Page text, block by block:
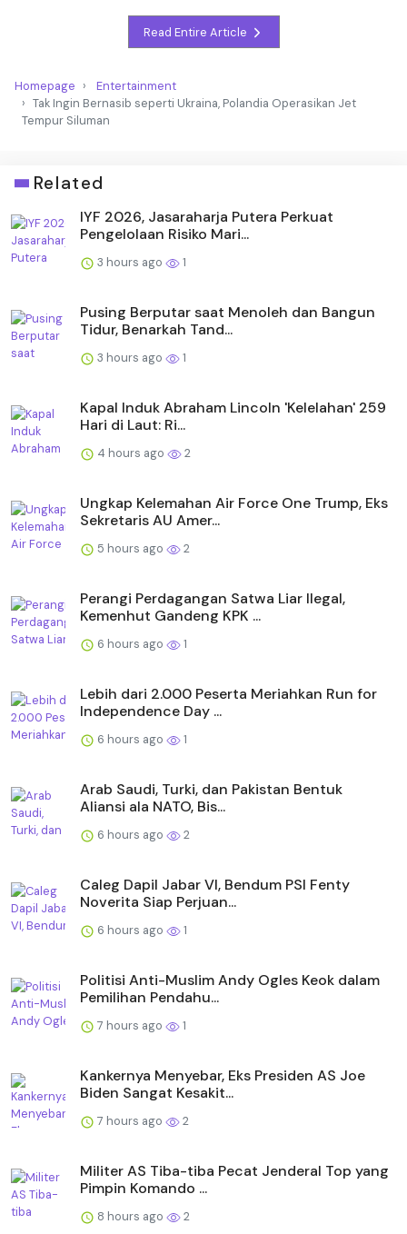
Read Entire Article
Homepage
Entertainment
Tak Ingin Bernasib seperti Ukraina, Polandia Operasikan Jet
Tempur Siluman
Related
IYF 2026, Jasaraharja Putera Perkuat
Pengelolaan Risiko Mari...
3 hours ago 1
Pusing Berputar saat Menoleh dan Bangun
Tidur, Benarkah Tand...
3 hours ago 1
Kapal Induk Abraham Lincoln 'Kelelahan' 259
Hari di Laut: Ri...
4 hours ago 2
Ungkap Kelemahan Air Force One Trump, Eks
Sekretaris AU Amer...
5 hours ago 2
Perangi Perdagangan Satwa Liar Ilegal,
Kemenhut Gandeng KPK ...
6 hours ago 1
Lebih dari 2.000 Peserta Meriahkan Run for
Independence Day ...
6 hours ago 1
Arab Saudi, Turki, dan Pakistan Bentuk
Aliansi ala NATO, Bis...
6 hours ago 2
Caleg Dapil Jabar VI, Bendum PSI Fenty
Noverita Siap Perjuan...
6 hours ago 1
Politisi Anti-Muslim Andy Ogles Keok dalam
Pemilihan Pendahu...
7 hours ago 1
Kankernya Menyebar, Eks Presiden AS Joe
Biden Sangat Kesakit...
7 hours ago 2
Militer AS Tiba-tiba Pecat Jenderal Top yang
Pimpin Komando ...
8 hours ago 2